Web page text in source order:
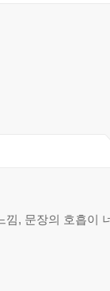
낌, 문장의 호흡이